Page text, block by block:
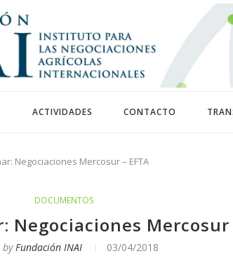
ACTIVIDADES CONTACTO
Negociaciones Mercosur – EFTA
DOCUMENTOS
Mercosur
by Fundación INAI 03/04/2018